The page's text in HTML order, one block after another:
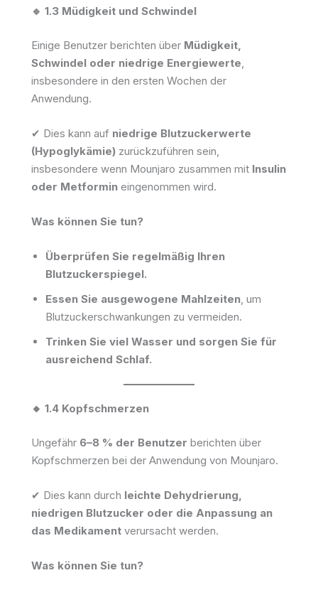
🔹 1.3 Müdigkeit und Schwindel
Einige Benutzer berichten über Müdigkeit,
Schwindel oder niedrige Energiewerte
insbesondere in den ersten Wochen der
Anwendung.
✔ Dies kann auf niedrige Blutzuckerwerte
(Hypoglykämie) zurückzuführen sein,
insbesondere wenn Mounjaro zusammen mit Insulin
oder Metformin eingenommen wird.
Was können Sie tun?
Überprüfen Sie regelmäßig Ihren
Blutzuckerspiegel.
Essen Sie ausgewogene Mahlzeiten , um
Blutzuckerschwankungen zu vermeiden.
Trinken Sie viel Wasser und sorgen Sie für
ausreichend Schlaf.
🔸 1.4 Kopfschmerzen
Ungefähr 6–8 % der Benutzer berichten über
Kopfschmerzen bei der Anwendung von Mounjaro.
✔ Dies kann durch leichte Dehydrierung,
niedrigen Blutzucker oder die Anpassung an
das Medikament verursacht werden.
Was können Sie tun?